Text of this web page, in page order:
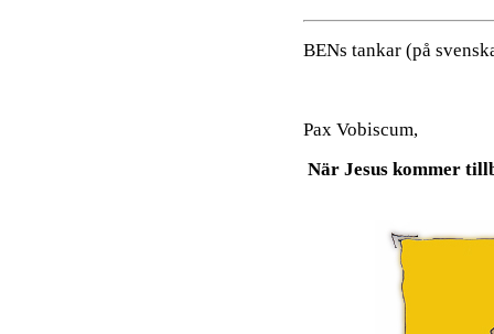
BENs tankar (på
Pax Vobiscum,
När Jesus kommer